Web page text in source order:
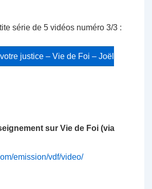
série de 5 vidéos numéro 3/3 :
justice – Vie de Foi – Joël
sur Vie de Foi (via
emission/vdf/video/